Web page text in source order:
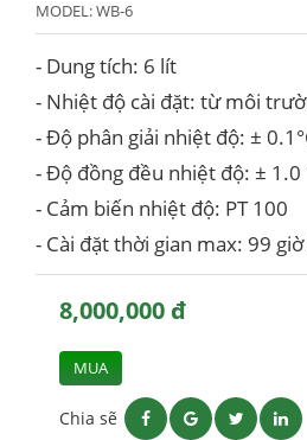
MODEL:WB-6
- Dung tích: 6 lít
- Nhiệt độ cài đặt: từ môi
- Độ phân giải nhiệt độ: ±
- Độ đồng đều nhiệt độ: ± 1.0
- Cảm biến nhiệt độ: PT 100
- Cài đặt thời gian max: 99
8,000,000 đ
MUA
Chia sẽ